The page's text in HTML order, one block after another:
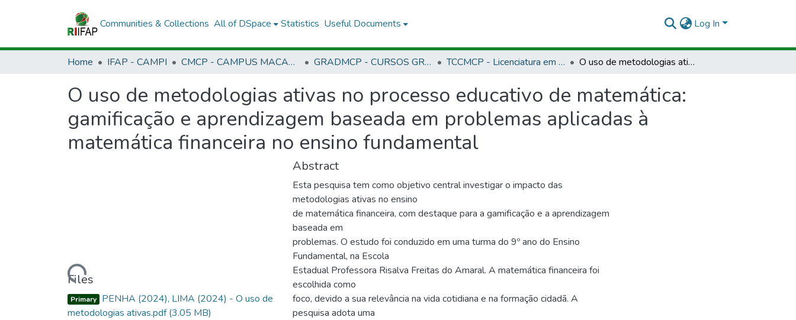
Communities & Collections All of DSpace Statistics Useful Documents Log In
Home IFAP - CAMPI CMCP - CAMPUS MACAPÁ GRADMCP - CURSOS GRADUAÇÃO - CAMPUS MACAPÁ TCCMCP - Licenciatura em Matemática O uso de metodologias ativas no processo educativo de matemática: gamificação e aprendizagem baseada em problemas aplicadas à matemática financeira no ensino fundamental
O uso de metodologias ativas no processo educativo de matemática:
gamificação e aprendizagem baseada em problemas aplicadas à
matemática financeira no ensino fundamental
Loading...
Files
Primary PENHA (2024), LIMA (2024) - O uso de
metodologias ativas.pdf(3.05 MB)
Abstract
Esta pesquisa tem como objetivo central investigar o impacto das
metodologias ativas no ensino
de matemática financeira, com destaque para a gamificação e a aprendizagem
baseada em
problemas. O estudo foi conduzido em uma turma do 9º ano do Ensino
Fundamental, na Escola
Estadual Professora Risalva Freitas do Amaral. A matemática financeira foi
escolhida como
foco, devido a sua relevância na vida cotidiana e na formação cidadã. A
pesquisa adota uma